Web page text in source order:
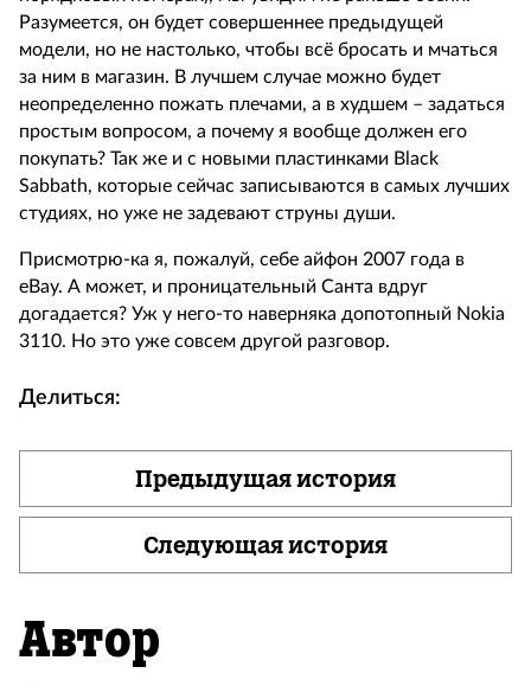
Разумеется, он будет совершеннее предыдущей
модели, но не настолько, чтобы всё бросать и мчаться
за ним в магазин. В лучшем случае можно будет
неопределенно пожать плечами, а в худшем – задаться
простым вопросом, а почему я вообще должен его
покупать? Так же и с новыми пластинками Black
Sabbath, которые сейчас записываются в самых лучших
студиях, но уже не задевают струны души.
Присмотрю-ка я, пожалуй, себе айфон 2007 года в
eBay. А может, и проницательный Санта вдруг
догадается? Уж у него-то наверняка допотопный Nokia
3110. Но это уже совсем другой разговор.
Делиться:
Предыдущая история
Следующая история
Автор